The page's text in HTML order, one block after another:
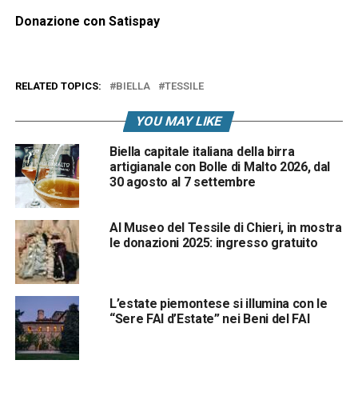
Donazione con Satispay
RELATED TOPICS: BIELLA TESSILE
YOU MAY LIKE
Biella capitale italiana della birra
artigianale con Bolle di Malto 2026, dal
30 agosto al 7 settembre
Al Museo del Tessile di Chieri, in mostra
le donazioni 2025: ingresso gratuito
L’estate piemontese si illumina con le
“Sere FAI d’Estate” nei Beni del FAI